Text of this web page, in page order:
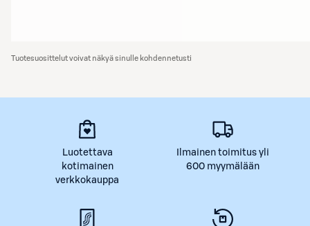
Tuotesuosittelut voivat näkyä sinulle kohdennetusti
Luotettava
kotimainen
verkkokauppa
Ilmainen toimitus yli
600 myymälään